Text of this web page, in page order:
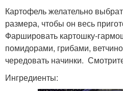
Картофель желательно
размера, чтобы он весь
Фаршировать картошку-
помидорами, грибами,
чередовать начинки.
Ингредиенты: